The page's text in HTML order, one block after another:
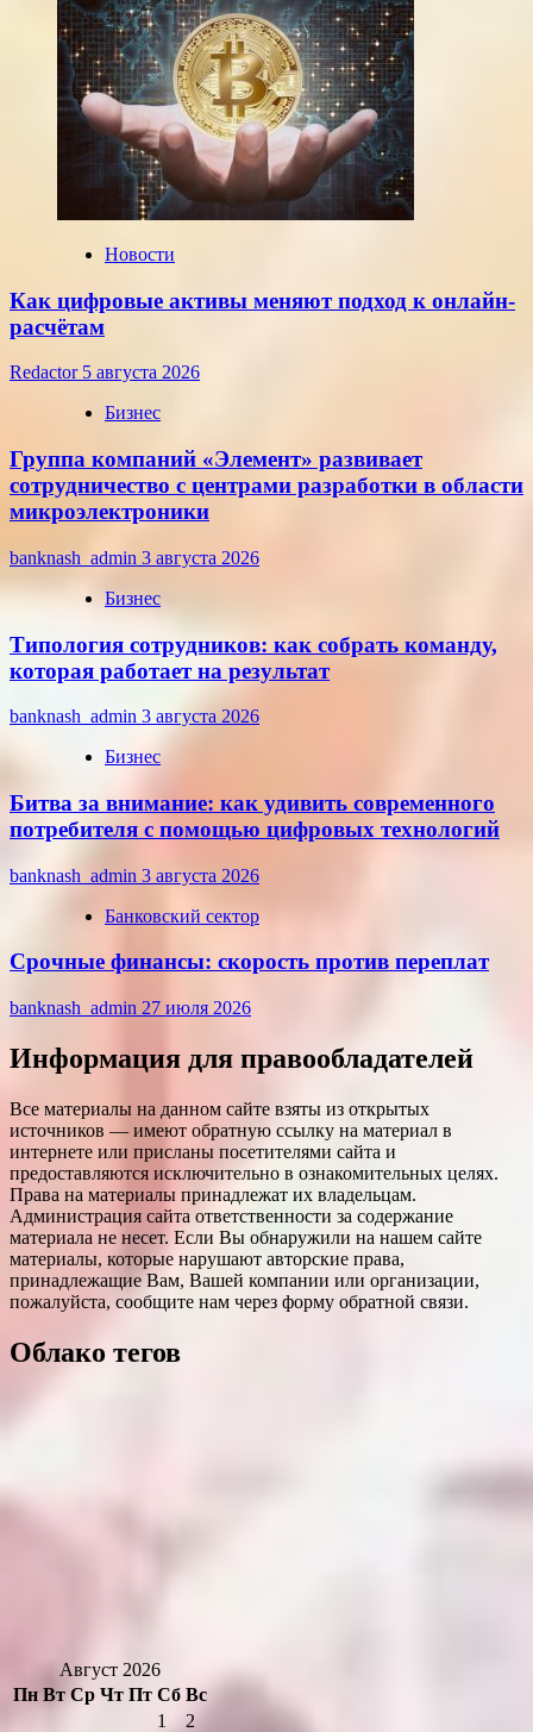
и
евро,
установленные
ЦБ
РФ
на
среду,
22
июля
2026
года
Новости
Как цифровые активы меняют подход к онлайн-
расчётам
Redactor 5 августа 2026
Бизнес
Группа компаний «Элемент» развивает
сотрудничество с центрами разработки в области
микроэлектроники
banknash_admin 3 августа 2026
Бизнес
Типология сотрудников: как собрать команду,
которая работает на результат
banknash_admin 3 августа 2026
Бизнес
Битва за внимание: как удивить современного
потребителя с помощью цифровых технологий
banknash_admin 3 августа 2026
Банковский сектор
Срочные финансы: скорость против переплат
banknash_admin 27 июля 2026
Информация для правообладателей
Все материалы на данном сайте взяты из открытых
источников — имеют обратную ссылку на материал в
интернете или присланы посетителями сайта и
предоставляются исключительно в ознакомительных целях.
Права на материалы принадлежат их владельцам.
Администрация сайта ответственности за содержание
материала не несет. Если Вы обнаружили на нашем сайте
материалы, которые нарушают авторские права,
принадлежащие Вам, Вашей компании или организации,
пожалуйста, сообщите нам через форму обратной связи.
Облако тегов
Август 2026
Пн Вт Ср Чт Пт Сб Вс
1
2